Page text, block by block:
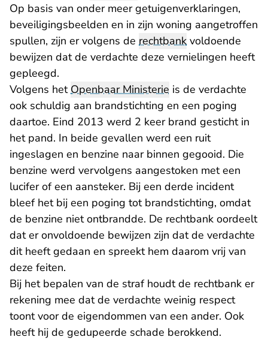
Op basis van onder meer getuigenverklaringen,
beveiligingsbeelden en in zijn woning aangetroffen
spullen, zijn er volgens de rechtbank voldoende
bewijzen dat de verdachte deze vernielingen heeft
gepleegd.
Volgens hetOpenbaar Ministerie is de verdachte
ook schuldig aan brandstichting en een poging
daartoe. Eind 2013 werd 2 keer brand gesticht in
het pand. In beide gevallen werd een ruit
ingeslagen en benzine naar binnen gegooid. Die
benzine werd vervolgens aangestoken met een
lucifer of een aansteker. Bij een derde incident
bleef het bij een poging tot brandstichting, omdat
de benzine niet ontbrandde. De rechtbank oordeelt
dat er onvoldoende bewijzen zijn dat de verdachte
dit heeft gedaan en spreekt hem daarom vrij van
deze feiten.
Bij het bepalen van de straf houdt de rechtbank er
rekening mee dat de verdachte weinig respect
toont voor de eigendommen van een ander. Ook
heeft hij de gedupeerde schade berokkend.